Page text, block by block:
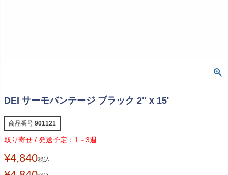
DEI サーモバンテージ ブラック 2" x 15'
商品番号 901121
1～3週
¥4,840税込